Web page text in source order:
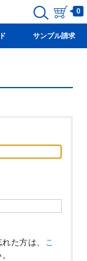
0
サンプル請求
た方は、 こ